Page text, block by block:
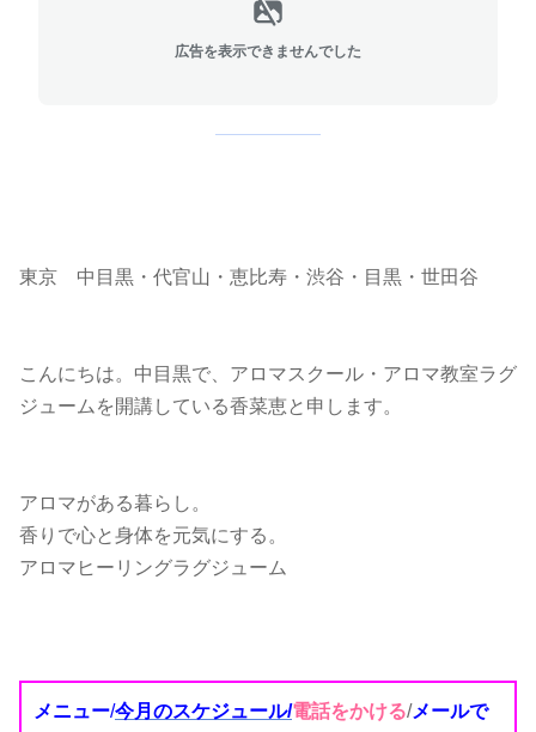
広告を表示できませんでした
東京 中目黒・代官山・恵比寿・渋谷・目黒・世田谷
こんにちは。中目黒で、アロマスクール・アロマ教室ラグ
ジュームを開講している香菜恵と申します。
アロマがある暮らし。
香りで心と身体を元気にする。
アロマヒーリングラグジューム
メニュー/今月のスケジュール/電話をかける/メールで